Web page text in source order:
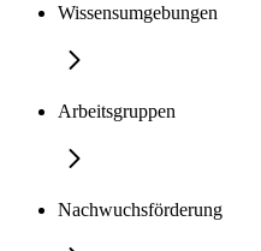
Wissensumgebungen
Arbeitsgruppen
Nachwuchsförderung